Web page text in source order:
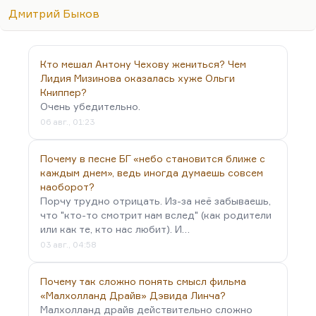
И «Руся» вообще мой любимый рассказ.
Наверное, любимый не только у Бунина. А второе
это тоже на меня очень сильно тогда влиявший,
вообще я когда прочел «Траву забвения»
катаевскую, я долго ею просто бредил. И там
приведены два…
Дмитрий Быков
Кто мешал Антону Чехову жениться? Чем
Лидия Мизинова оказалась хуже Ольги
Книппер?
Очень убедительно.
06 авг., 01:23
Почему в песне БГ «небо становится ближе с
каждым днем», ведь иногда думаешь совсем
наоборот?
Порчу трудно отрицать. Из-за неё забываешь,
что "кто-то смотрит нам вслед" (как родители
или как те, кто нас любит). И…
03 авг., 04:58
Почему так сложно понять смысл фильма
«Малхолланд Драйв» Дэвида Линча?
Малхолланд драйв действительно сложно